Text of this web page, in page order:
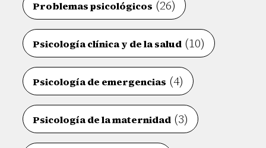
Problemas psicológicos (26)
Psicología clínica y de la salud (10)
Psicología de emergencias (4)
Psicología de la maternidad (3)